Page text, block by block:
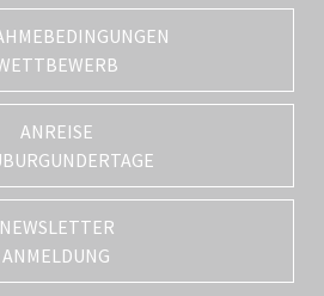
ANREISE
NEWSLETTER
ANMELDUNG